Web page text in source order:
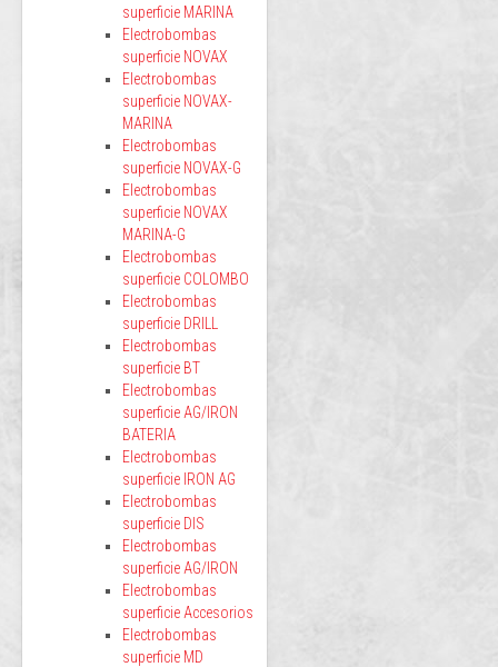
superficie MARINA
Electrobombas
superficie NOVAX
Electrobombas
superficie NOVAX-
MARINA
Electrobombas
superficie NOVAX-G
Electrobombas
superficie NOVAX
MARINA-G
Electrobombas
superficie COLOMBO
Electrobombas
superficie DRILL
Electrobombas
superficie BT
Electrobombas
superficie AG/IRON
BATERIA
Electrobombas
superficie IRON AG
Electrobombas
superficie DIS
Electrobombas
superficie AG/IRON
Electrobombas
superficie Accesorios
Electrobombas
superficie MD